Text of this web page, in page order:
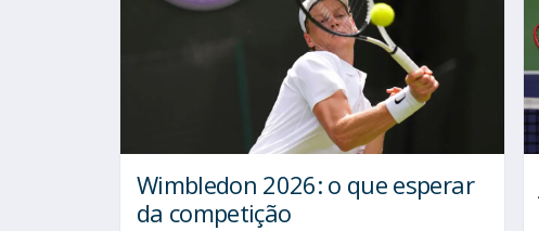
Wimbledon 2026: o que esperar
da competição